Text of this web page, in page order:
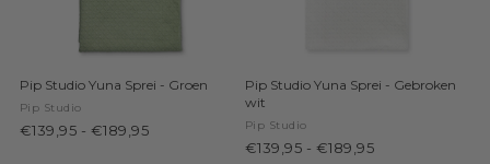
Pip Studio Yuna Sprei - Groen
Pip Studio
€139,95 - €189,95
Pip Studio Yuna Sprei - Gebroken
wit
Pip Studio
€139,95 - €189,95